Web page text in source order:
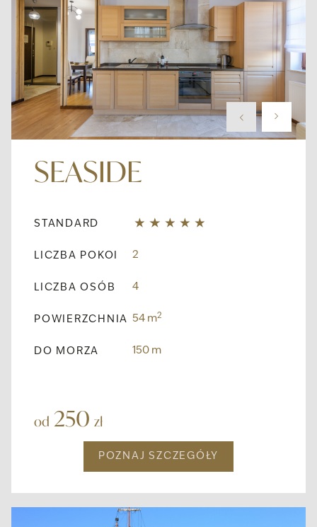
SEASIDE
STANDARD
LICZBA POKOI 2
LICZBA OSÓB 4
POWIERZCHNIA 54 m2
DO MORZA 150 m
od 250 zł
POZNAJ SZCZEGÓŁY